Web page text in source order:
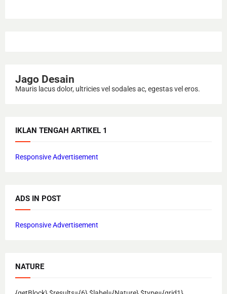
Jago Desain
Mauris lacus dolor, ultricies vel sodales ac, egestas vel eros.
IKLAN TENGAH ARTIKEL 1
Responsive Advertisement
ADS IN POST
Responsive Advertisement
NATURE